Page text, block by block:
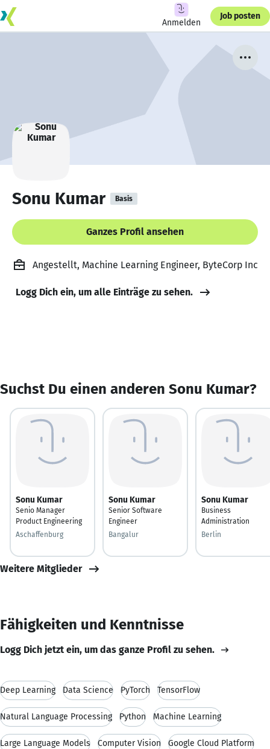
Anmelden
Job posten
Sonu Kumar Basis
Ganzes Profil ansehen
Angestellt, Machine Learning Engineer, ByteCorp Inc
Logg Dich ein, um alle Einträge zu sehen.
Suchst Du einen anderen Sonu Kumar?
Sonu Kumar
Senio Manager
Product Engineering
Aschaffenburg
Sonu Kumar
Senior Software
Engineer
Bangalur
Sonu Kumar
Business
Administration
Berlin
Weitere Mitglieder
Fähigkeiten und Kenntnisse
Logg Dich jetzt ein, um das ganze Profil zu sehen.
Deep Learning Data Science PyTorch TensorFlow
Natural Language Processing Python Machine Learning
Large Language Models Computer Vision Google Cloud Platform